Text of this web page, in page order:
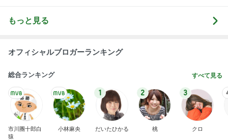
もっと見る
オフィシャルブロガーランキング
総合ランキング すべて見る
市川團十郎白
猿
小林麻央
1
だいたひかる
2
桃
3
クロ